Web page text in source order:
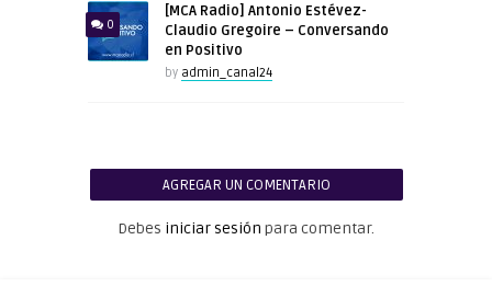
0
[MCA Radio] Antonio Estévez-
Claudio Gregoire – Conversando
en Positivo
by admin_canal24
AGREGAR UN COMENTARIO
Debes iniciar sesión para comentar.